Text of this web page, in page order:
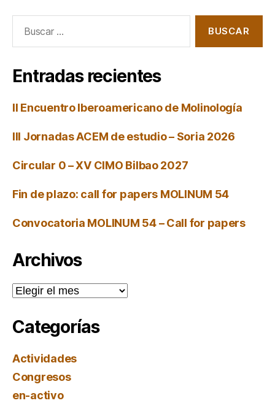
Entradas recientes
II Encuentro Iberoamericano de Molinología
III Jornadas ACEM de estudio – Soria 2026
Circular 0 – XV CIMO Bilbao 2027
Fin de plazo: call for papers MOLINUM 54
Convocatoria MOLINUM 54 – Call for papers
Archivos
Archivos
Categorías
Actividades
Congresos
en-activo